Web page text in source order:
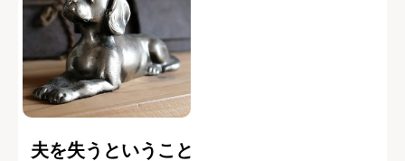
夫を失うということ